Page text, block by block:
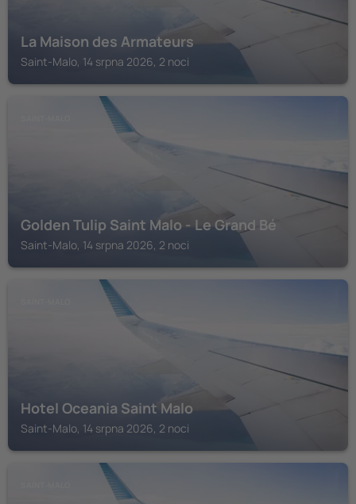
La Maison des Armateurs
Saint-Malo, 14 srpna 2026, 2 noci
Golden Tulip Saint Malo - Le Grand Bé
Saint-Malo, 14 srpna 2026, 2 noci
Hotel Oceania Saint Malo
Saint-Malo, 14 srpna 2026, 2 noci